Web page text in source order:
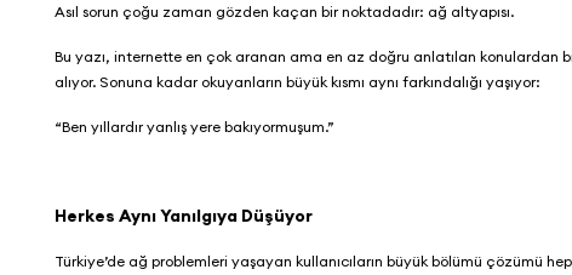
Asıl sorun çoğu zaman gözden kaçan bir noktadadır: ağ altyapısı.
Bu yazı, internette en çok aranan ama en az doğru anlatılan konulardan
alıyor. Sonuna kadar okuyanların büyük kısmı aynı farkındalığı yaşıyor:
“Ben yıllardır yanlış yere bakıyormuşum.”
Herkes Aynı Yanılgıya Düşüyor
Türkiye’de ağ problemleri yaşayan kullanıcıların büyük bölümü çözümü